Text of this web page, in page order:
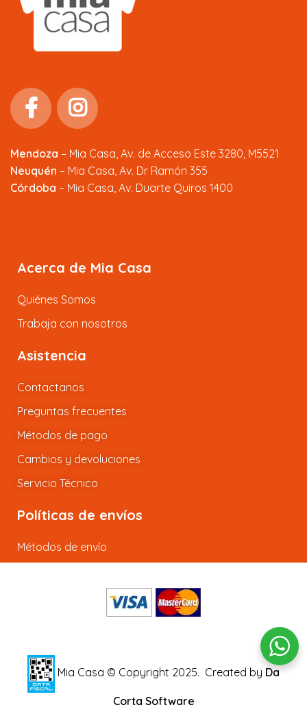
Mendoza – Mia Casa, Av. de Acceso Este 3280, M5521
Neuquén – Mia Casa, Av. Dr Ramón 355
Córdoba – Mia Casa, Av. Duarte Quiros 1400
Acerca de Mia Casa
Quiénes Somos
Trabaja con nosotros
Asistencia
Contactanos
Preguntas frecuentes
Métodos de pago
Cambios y devoluciones
Servicio Técnico
Políticas de envíos
Métodos de envío
Mia Casa © Copyright 2025. Created by Da
Corta Software